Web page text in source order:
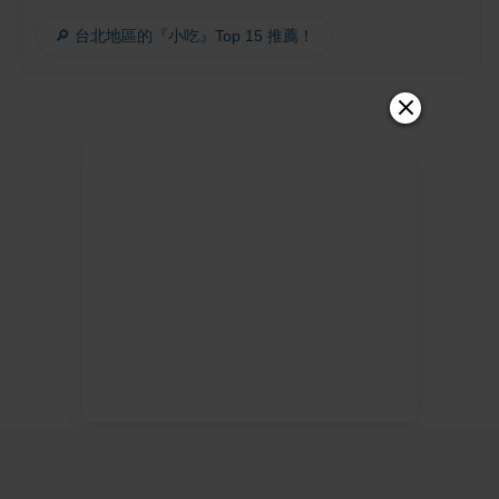
🔎 台北地區的『小吃』Top 15 推薦！